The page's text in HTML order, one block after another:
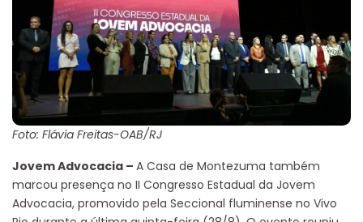
Foto: Flávia Freitas-OAB/RJ
Jovem Advocacia – A Casa de Montezuma também
marcou presença no II Congresso Estadual da Jovem
Advocacia, promovido pela Seccional fluminense no Vivo